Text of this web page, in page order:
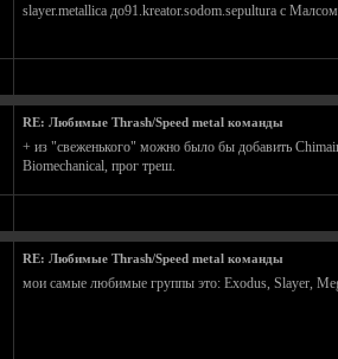
slayer.metallica до91.kreator.sodom.sepultura с
RE: Любимые Thrash/Speed metal команды
+ из "свеженького" можно было бы добавить
Biomechanical, прог треш.
RE: Любимые Thrash/Speed metal команды
мои самые любимые группы это: Exodus, Slayer,